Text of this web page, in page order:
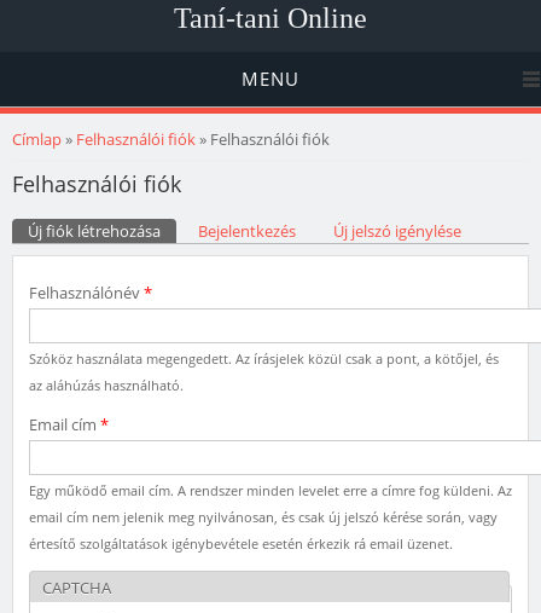
Taní-tani Online
MENU
Jelenlegi hely
Címlap» Felhasználói fiók» Felhasználói fiók
Felhasználói fiók
Elsődleges fülek
Új fiók létrehozása (aktív fül)Bejelentkezés Új jelszó igénylése
Felhasználónév*
Szóköz használata megengedett. Az írásjelek közül csak a pont, a kötőjel, és
az aláhúzás használható.
Email cím *
Egy működő email cím. A rendszer minden levelet erre a címre fog küldeni. Az
email cím nem jelenik meg nyilvánosan, és csak új jelszó kérése során, vagy
értesítő szolgáltatások igénybevétele esetén érkezik rá email üzenet.
CAPTCHA